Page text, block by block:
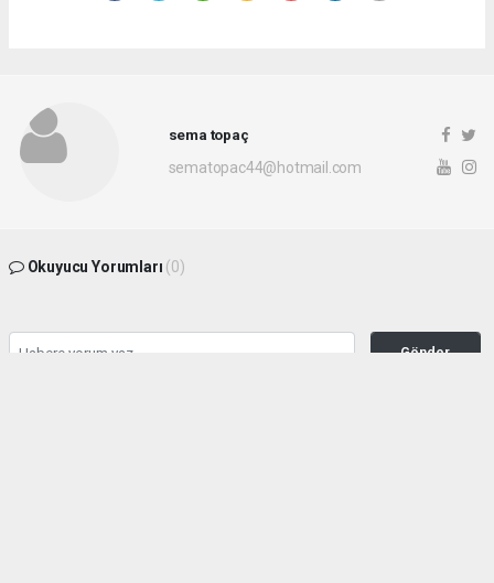
sema topaç
sematopac44@hotmail.com
Okuyucu Yorumları (0)
Gönder